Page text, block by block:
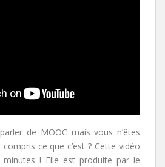
de MOOC mais vous n’êtes
compris ce que c’est ? Cette vidéo
minutes ! Elle est produite par le